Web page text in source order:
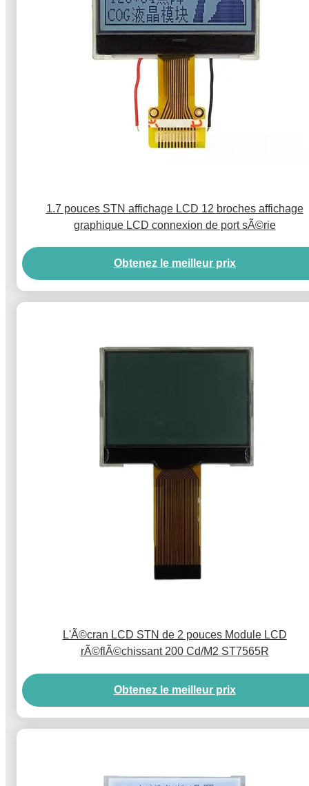
1.7 pouces STN affichage LCD 12 broches affichage
graphique LCD connexion de port sÃ©rie
Obtenez le meilleur prix
L'Ã©cran LCD STN de 2 pouces Module LCD
rÃ©flÃ©chissant 200 Cd/M2 ST7565R
Obtenez le meilleur prix